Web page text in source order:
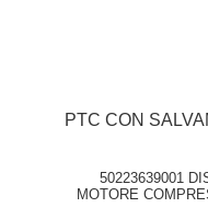
PTC CON
50223639001
MOTORE